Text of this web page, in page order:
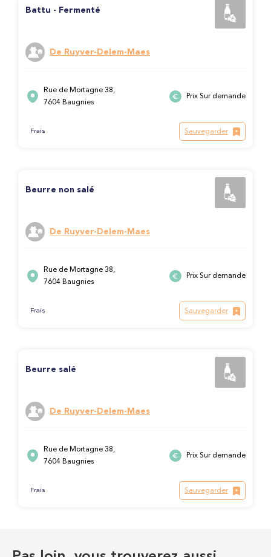
Battu - Fermenté
De Ruyver-Delem-Maes
Rue de Mortagne 38,
7604 Baugnies
Prix Sur demande
Frais Sauvegarder
Beurre non salé
De Ruyver-Delem-Maes
Rue de Mortagne 38,
7604 Baugnies
Prix Sur demande
Frais Sauvegarder
Beurre salé
De Ruyver-Delem-Maes
Rue de Mortagne 38,
7604 Baugnies
Prix Sur demande
Frais Sauvegarder